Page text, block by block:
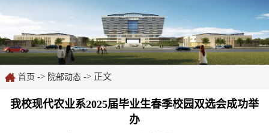
首页 -> 院部动态 -> 正文
我校现代农业系2025届毕业生春季校园双选会成功举
办